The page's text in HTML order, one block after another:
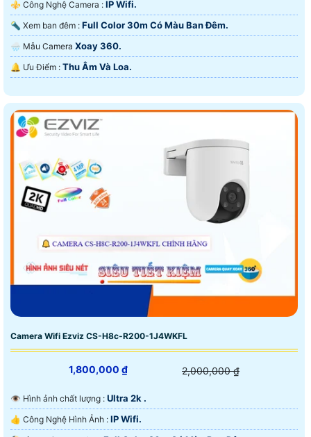
⚜️ Công Nghệ Camera : IP Wifi.
🔦 Xem ban đêm : Full Color 30m Có Màu Ban Ðêm.
🌧️ Mẫu Camera Xoay 360.
️🔔 Ưu Điểm : Thu Âm Và Loa.
Camera Wifi Ezviz CS-H8c-R200-1J4WKFL
1,800,000 ₫ 2,000,000 ₫
👁 Hình ảnh chất lượng : Ultra 2k .
👍 Công Nghệ Hình Ảnh : IP Wifi.